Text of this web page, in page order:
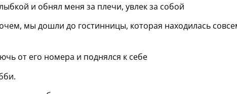
и обнял меня за плечи, увлек за собой
мы дошли до гостинницы, которая находилась
от его номера и поднялся к себе